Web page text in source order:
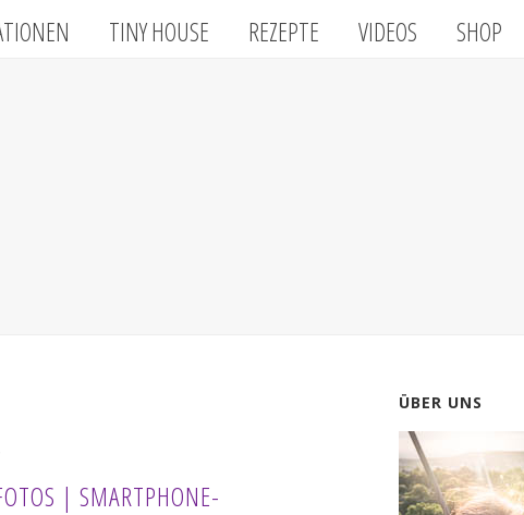
TINY HOUSE REZEPTE VIDEOS SHOP
| SMARTPHONE-
ÜBER UNS